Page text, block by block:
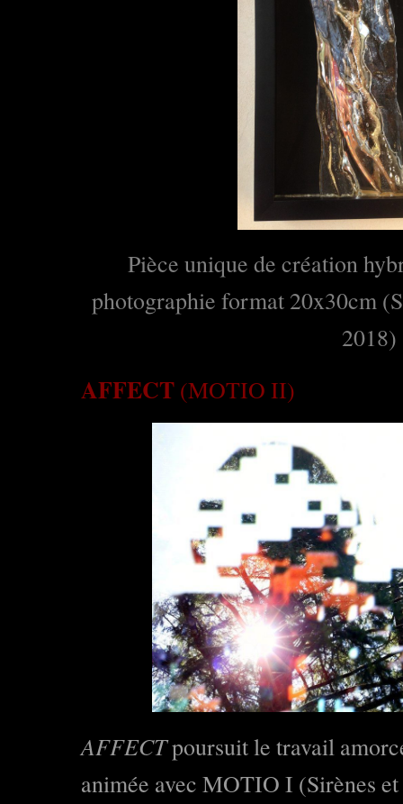
Pièce unique de création
photographie format 20x30cm (
2018)
AFFECT (MOTIO II)
AFFECTpoursuit le travail
animée avec MOTIO I (Sirènes